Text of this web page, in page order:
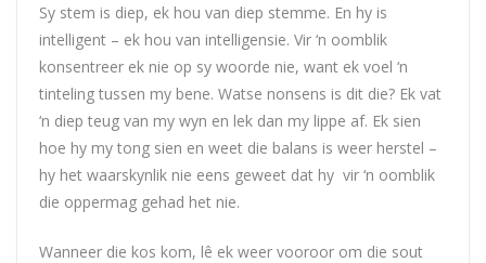
Sy stem is diep, ek hou van diep stemme. En hy is
intelligent – ek hou van intelligensie. Vir ‘n oomblik
konsentreer ek nie op sy woorde nie, want ek voel ‘n
tinteling tussen my bene. Watse nonsens is dit die? Ek vat
‘n diep teug van my wyn en lek dan my lippe af. Ek sien
hoe hy my tong sien en weet die balans is weer herstel –
hy het waarskynlik nie eens geweet dat hy vir ‘n oomblik
die oppermag gehad het nie.
Wanneer die kos kom, lê ek weer vooroor om die sout